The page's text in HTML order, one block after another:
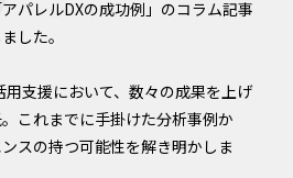
パレルDXの成功例」のコラム記事
した。
支援において、数々の成果を上げ
これまでに手掛けた分析事例か
スの持つ可能性を解き明かしま